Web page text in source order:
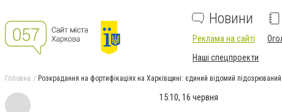
Новини
Реклама на сайті
Наші спецпроекти
Головна Розкрадання на фортифікаціях на Харківщині: єдиний відомий
15:10, 16 червня